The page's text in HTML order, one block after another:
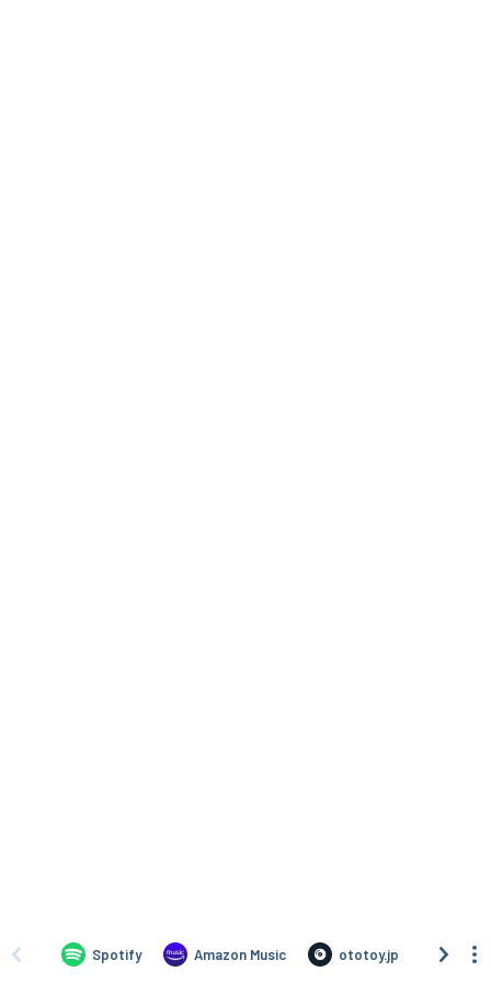
Spotify Amazon Music ototoy.jp